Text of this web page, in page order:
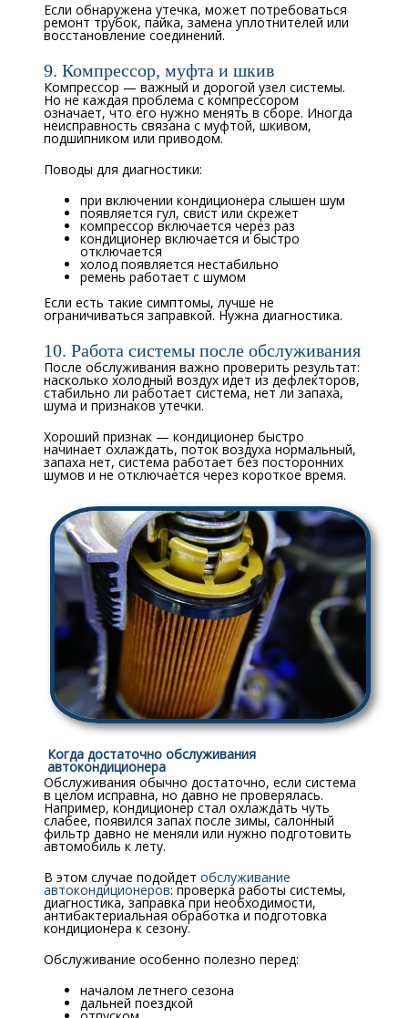
Если обнаружена утечка, может потребоваться
ремонт трубок, пайка, замена уплотнителей или
восстановление соединений.
9. Компрессор, муфта и шкив
Компрессор — важный и дорогой узел системы.
Но не каждая проблема с компрессором
означает, что его нужно менять в сборе. Иногда
неисправность связана с муфтой, шкивом,
подшипником или приводом.
Поводы для диагностики:
при включении кондиционера слышен шум
появляется гул, свист или скрежет
компрессор включается через раз
кондиционер включается и быстро
отключается
холод появляется нестабильно
ремень работает с шумом
Если есть такие симптомы, лучше не
ограничиваться заправкой. Нужна диагностика.
10. Работа системы после обслуживания
После обслуживания важно проверить результат:
насколько холодный воздух идет из дефлекторов,
стабильно ли работает система, нет ли запаха,
шума и признаков утечки.
Хороший признак — кондиционер быстро
начинает охлаждать, поток воздуха нормальный,
запаха нет, система работает без посторонних
шумов и не отключается через короткое время.
Когда достаточно обслуживания
автокондиционера
Обслуживания обычно достаточно, если система
в целом исправна, но давно не проверялась.
Например, кондиционер стал охлаждать чуть
слабее, появился запах после зимы, салонный
фильтр давно не меняли или нужно подготовить
автомобиль к лету.
В этом случае подойдетобслуживание
автокондиционеров: проверка работы системы,
диагностика, заправка при необходимости,
антибактериальная обработка и подготовка
кондиционера к сезону.
Обслуживание особенно полезно перед:
началом летнего сезона
дальней поездкой